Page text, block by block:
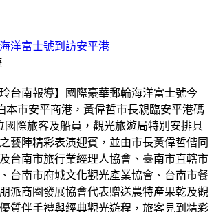
洋富士號到訪安平港
台南報導】國際豪華郵輪海洋富士號今
本市安平商港，黃偉哲市長親臨安平港碼
國際旅客及船員，觀光旅遊局特別安排具
藝陣精彩表演迎賓，並由市長黃偉哲偕同
台南市旅行業經理人協會、臺南市直轄市
台南市府城文化觀光產業協會、台南市餐
派商圈發展協會代表贈送農特產果乾及觀
質伴手禮與經典觀光遊程，旅客見到精彩